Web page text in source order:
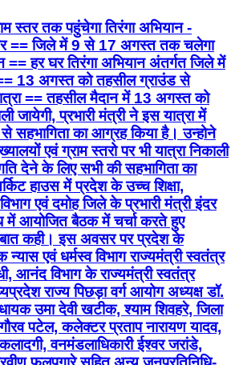
स्तर तक पहुंचेगा तिरंगा अभियान -
== जिले में 9 से 17 अगस्त तक चलेगा
== हर घर तिरंगा अभियान अंतर्गत जिले में
== 13 अगस्त को तहसील ग्राउंड से
== तहसील मैदान में 13 अगस्त को
जायेगी, प्रभारी मंत्री ने इस यात्रा में
सहभागिता का आग्रह किया है। उन्होने
एवं ग्राम स्तरो पर भी यात्रा निकाली
देने के लिए सभी की सहभागिता का
हाउस में प्रदेश के उच्च शिक्षा,
एवं दमोह जिले के प्रभारी मंत्री इंदर
में आयोजित बैठक में चर्चा करते हुए
कही। इस अवसर पर प्रदेश के
न्यास एवं धर्मस्व विभाग राज्यमंत्री स्वतंत्र
आनंद विभाग के राज्यमंत्री स्वतंत्र
राज्य पिछड़ा वर्ग आयोग अध्यक्ष डॉ.
उमा देवी खटीक, श्याम शिवहरे, जिला
पटेल, कलेक्टर प्रताप नारायण यादव,
वनमंडलाधिकारी ईश्वर जरांडे,